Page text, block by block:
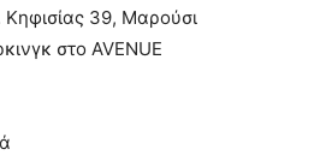
39, Μαρούσι
στο AVENUE